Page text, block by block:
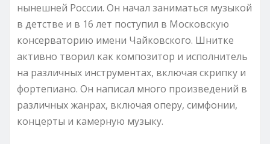
нынешней России. Он начал заниматься музыкой
в детстве и в 16 лет поступил в Московскую
консерваторию имени Чайковского. Шнитке
активно творил как композитор и исполнитель
на различных инструментах, включая скрипку и
фортепиано. Он написал много произведений в
различных жанрах, включая оперу, симфонии,
концерты и камерную музыку.